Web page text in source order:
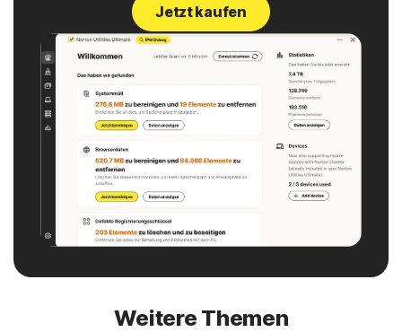
Jetzt kaufen
Weitere Themen